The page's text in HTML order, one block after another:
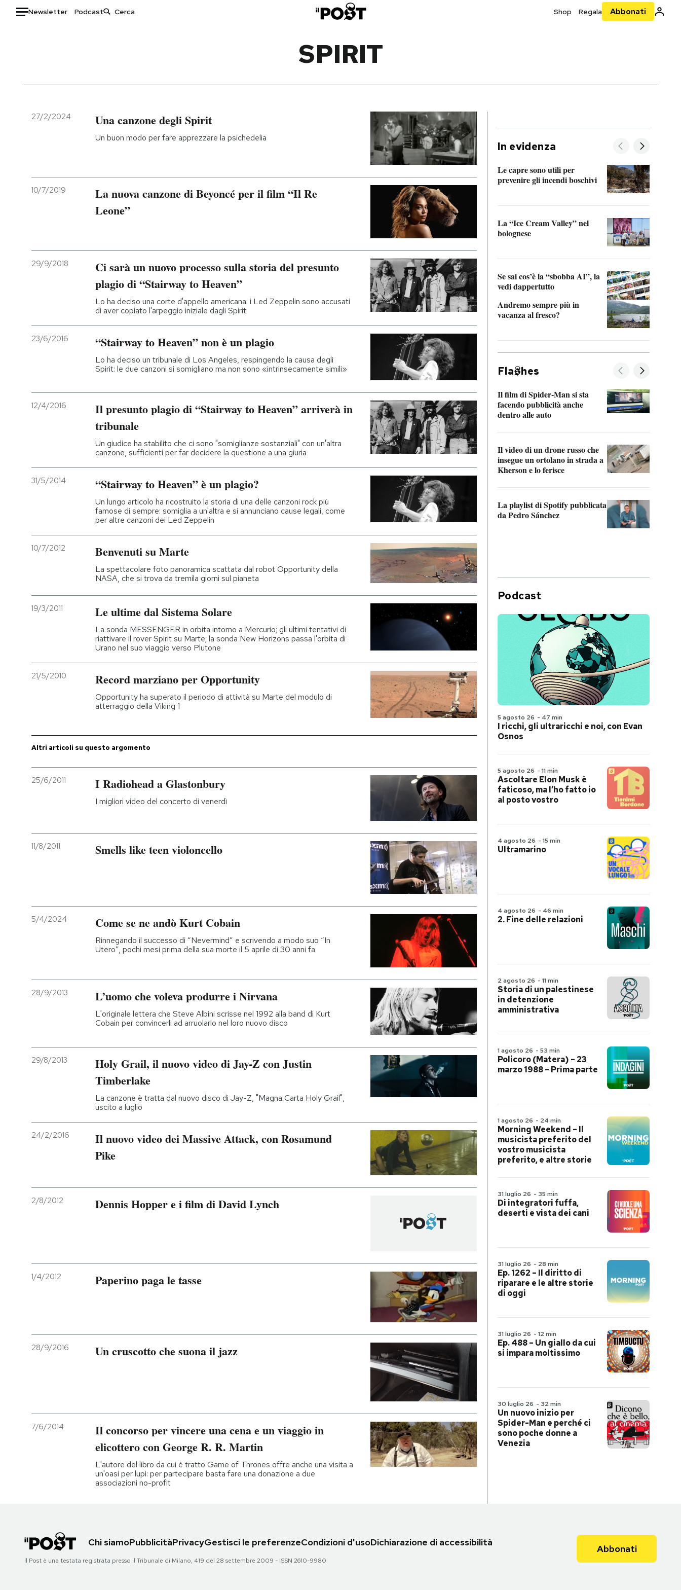
Newsletter Podcast Shop Regala Abbonati
Italia
Politica
Economia
Moda
Ok Boomer!
I MIEI PREFERITI
AREA PERSONALE
SPIRIT
27/2/2024 Una canzone degli Spirit
Un buon modo per fare apprezzare la psichedelia
10/7/2019
La nuova canzone di Beyoncé per il film “Il Re
Leone”
29/9/2018
Ci sarà un nuovo processo sulla storia del presunto
plagio di “Stairway to Heaven”
Lo ha deciso una corte d'appello americana: i Led Zeppelin sono accusati
di aver copiato l'arpeggio iniziale dagli Spirit
23/6/2016 “Stairway to Heaven” non è un plagio
Lo ha deciso un tribunale di Los Angeles, respingendo la causa degli
Spirit: le due canzoni si somigliano ma non sono «intrinsecamente simili»
12/4/2016
Il presunto plagio di “Stairway to Heaven” arriverà in
tribunale
Un giudice ha stabilito che ci sono "somiglianze sostanziali" con un'altra
canzone, sufficienti per far decidere la questione a una giuria
31/5/2014 “Stairway to Heaven” è un plagio?
Un lungo articolo ha ricostruito la storia di una delle canzoni rock più
famose di sempre: somiglia a un'altra e si annunciano cause legali, come
per altre canzoni dei Led Zeppelin
10/7/2012 Benvenuti su Marte
La spettacolare foto panoramica scattata dal robot Opportunity della
NASA, che si trova da tremila giorni sul pianeta
19/3/2011 Le ultime dal Sistema Solare
La sonda MESSENGER in orbita intorno a Mercurio; gli ultimi tentativi di
riattivare il rover Spirit su Marte; la sonda New Horizons passa l'orbita di
Urano nel suo viaggio verso Plutone
21/5/2010 Record marziano per Opportunity
Opportunity ha superato il periodo di attività su Marte del modulo di
atterraggio della Viking 1
Altri articoli su questo argomento
25/6/2011 I Radiohead a Glastonbury
I migliori video del concerto di venerdì
11/8/2011 Smells like teen violoncello
5/4/2024 Come se ne andò Kurt Cobain
Rinnegando il successo di “Nevermind” e scrivendo a modo suo “In
Utero”, pochi mesi prima della sua morte il 5 aprile di 30 anni fa
28/9/2013 L’uomo che voleva produrre i Nirvana
L'originale lettera che Steve Albini scrisse nel 1992 alla band di Kurt
Cobain per convincerli ad arruolarlo nel loro nuovo disco
29/8/2013
Holy Grail, il nuovo video di Jay-Z con Justin
Timberlake
La canzone è tratta dal nuovo disco di Jay-Z, "Magna Carta Holy Grail",
uscito a luglio
24/2/2016
Il nuovo video dei Massive Attack, con Rosamund
Pike
2/8/2012 Dennis Hopper e i film di David Lynch
1/4/2012 Paperino paga le tasse
28/9/2016 Un cruscotto che suona il jazz
7/6/2014
Il concorso per vincere una cena e un viaggio in
elicottero con George R. R. Martin
L'autore del libro da cui è tratto Game of Thrones offre anche una visita a
un'oasi per lupi: per partecipare basta fare una donazione a due
associazioni no-profit
In evidenza
Le capre sono utili per
prevenire gli incendi boschivi
La “Ice Cream Valley” nel
bolognese
Se sai cos’è la “sbobba AI”, la
vedi dappertutto
Andremo sempre più in
vacanza al fresco?
Fla hes
Il film di Spider-Man si sta
facendo pubblicità anche
dentro alle auto
Il video di un drone russo che
insegue un ortolano in strada a
Kherson e lo ferisce
La playlist di Spotify pubblicata
da Pedro Sánchez
Podcast
5 agosto 26 - 47 min
I ricchi, gli ultraricchi e noi, con Evan
Osnos
5 agosto 26 - 11 min
Ascoltare Elon Musk è
faticoso, ma l’ho fatto io
al posto vostro
4 agosto 26 - 15 min
Ultramarino
4 agosto 26 - 46 min
2. Fine delle relazioni
2 agosto 26 - 11 min
Storia di un palestinese
in detenzione
amministrativa
1 agosto 26 - 53 min
Policoro (Matera) – 23
marzo 1988 – Prima parte
1 agosto 26 - 24 min
Morning Weekend – Il
musicista preferito del
vostro musicista
preferito, e altre storie
31 luglio 26 - 35 min
Di integratori fuffa,
deserti e vista dei cani
31 luglio 26 - 28 min
Ep. 1262 – Il diritto di
riparare e le altre storie
di oggi
31 luglio 26 - 12 min
Ep. 488 – Un giallo da cui
si impara moltissimo
30 luglio 26 - 32 min
Un nuovo inizio per
Spider-Man e perché ci
sono poche donne a
Venezia
Chi siamoPubblicitàPrivacyGestisci le preferenzeCondizioni d'usoDichiarazione di accessibilità
Il Post è una testata registrata presso il Tribunale di Milano, 419 del 28 settembre 2009 - ISSN 2610-9980
Abbonati